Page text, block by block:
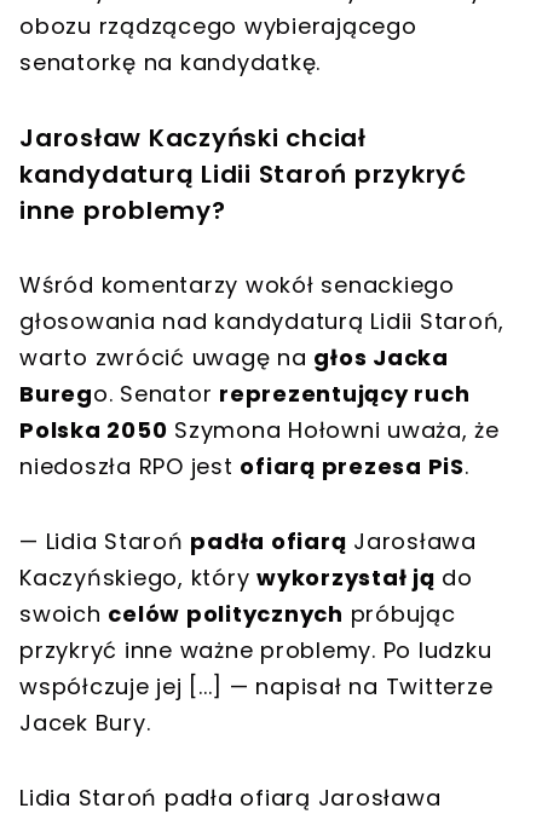
obozu rządzącego wybierającego
senatorkę na kandydatkę.
Jarosław Kaczyński chciał
kandydaturą Lidii Staroń przykryć
inne problemy?
Wśród komentarzy wokół senackiego
głosowania nad kandydaturą Lidii Staroń,
warto zwrócić uwagę na głos Jacka
Burego. Senator reprezentujący ruch
Polska 2050 Szymona Hołowni uważa, że
niedoszła RPO jest ofiarą prezesa PiS.
— Lidia Staroń padła ofiarą Jarosława
Kaczyńskiego, który wykorzystał ją do
swoich celów politycznych próbując
przykryć inne ważne problemy. Po ludzku
współczuje jej [...] — napisał na Twitterze
Jacek Bury.
Lidia Staroń padła ofiarą Jarosława